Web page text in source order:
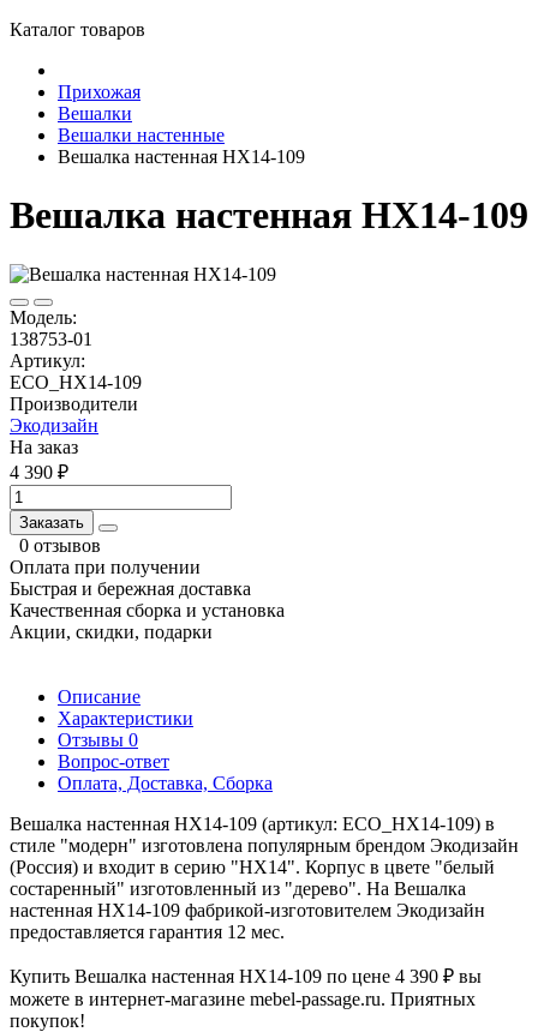
Каталог товаров
Прихожая
Вешалки
Вешалки настенные
Вешалка настенная HX14-109
Вешалка настенная HX14-109
Модель:
138753-01
Артикул:
ECO_HX14-109
Производители
Экодизайн
На заказ
4 390 ₽
Заказать
0 отзывов
Оплата при получении
Быстрая и бережная доставка
Качественная сборка и установка
Акции, скидки, подарки
Описание
Характеристики
Отзывы 0
Вопрос-ответ
Оплата, Доставка, Сборка
Вешалка настенная HX14-109 (артикул: ECO_HX14-109) в
стиле "модерн" изготовлена популярным брендом Экодизайн
(Россия) и входит в серию "HX14". Корпус в цвете "белый
состаренный" изготовленный из "дерево". На Вешалка
настенная HX14-109 фабрикой-изготовителем Экодизайн
предоставляется гарантия 12 мес.
Купить Вешалка настенная HX14-109 по цене 4 390 ₽ вы
можете в интернет-магазине mebel-passage.ru. Приятных
покупок!